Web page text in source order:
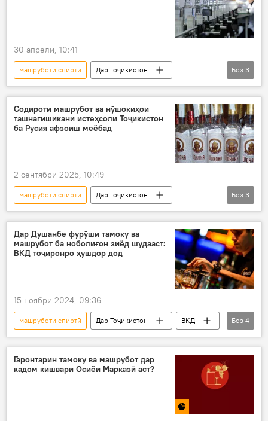
30 апрели, 10:41
машруботи спиртӣ
Дар Тоҷикистон
истеҳсол
Саноат омор
Боз 3
Содироти машрубот ва нӯшокиҳои
ташнагишикани истеҳсоли Тоҷикистон
ба Русия афзоиш меёбад
2 сентябри 2025, 10:49
машруботи спиртӣ
Дар Тоҷикистон
содирот
Русия тиҷорат
Боз 3
Дар Душанбе фурӯши тамоку ва
машрубот ба ноболиғон зиёд шудааст:
ВКД тоҷиронро ҳушдор дод
15 ноябри 2024, 09:36
машруботи спиртӣ Дар Тоҷикистон
ВКД
тамоку
кӯдакон
фурӯш
Боз 4
Гаронтарин тамоку ва машрубот дар
кадом кишвари Осиёи Марказӣ аст?